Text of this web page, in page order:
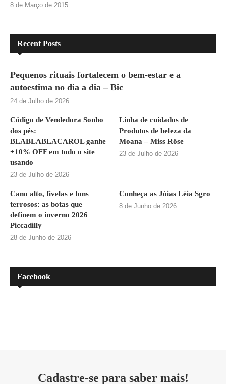
8 de Março de 2015
Recent Posts
Pequenos rituais fortalecem o bem-estar e a
autoestima no dia a dia – Bic
24 de Julho de 2026
Código de Vendedora Sonho
dos pés:
BLABLABLACAROL ganhe
+10% OFF em todo o site
usando
23 de Julho de 2026
Linha de cuidados de
Produtos de beleza da
Moana – Miss Rôse
23 de Julho de 2026
Cano alto, fivelas e tons
terrosos: as botas que
definem o inverno 2026
Piccadilly
28 de Junho de 2026
Conheça as Jóias Léia Sgro
8 de Junho de 2026
Facebook
Cadastre-se para saber mais!